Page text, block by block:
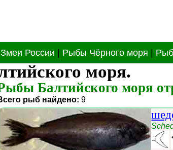
Змеи России Рыбы Чёрного моря
моря.
Балтийского моря
рыб найдено: 9